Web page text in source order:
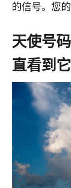
的信号。您
天使号
直看到